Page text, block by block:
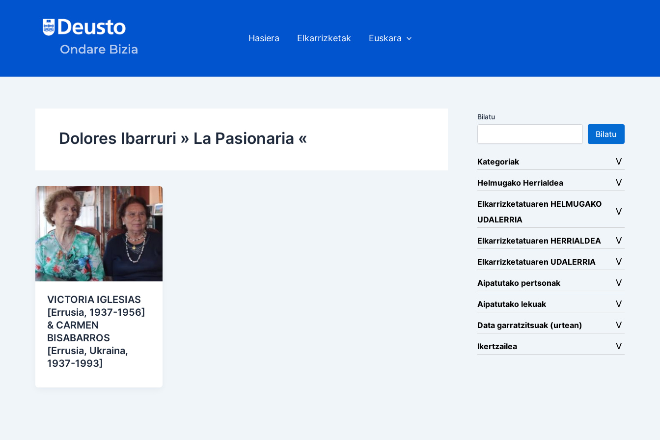
Hasiera Elkarrizketak Euskara
Dolores Ibarruri » La Pasionaria «
VICTORIA IGLESIAS
[Errusia, 1937-1956]
& CARMEN
BISABARROS
[Errusia, Ukraina,
1937-1993]
Bilatu
Bilatu
Kategoriak
Helmugako Herrialdea
Elkarrizketatuaren HELMUGAKO
UDALERRIA
Elkarrizketatuaren HERRIALDEA
Elkarrizketatuaren UDALERRIA
Aipatutako pertsonak
Aipatutako lekuak
Data garratzitsuak (urtean)
Ikertzailea